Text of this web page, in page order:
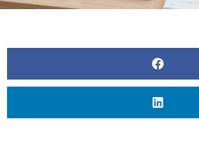
Farmacêutica
Bioestimuladores